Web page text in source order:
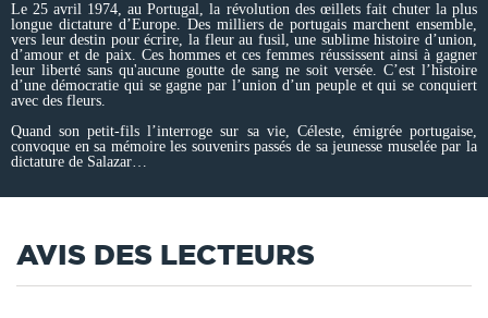
Le 25 avril 1974, au Portugal, la révolution des œillets fait chuter la plus
longue dictature d’Europe. Des milliers de portugais marchent ensemble,
vers leur destin pour écrire, la fleur au fusil, une sublime histoire d’union,
d’amour et de paix. Ces hommes et ces femmes réussissent ainsi à gagner
leur liberté sans qu'aucune goutte de sang ne soit versée. C’est l’histoire
d’une démocratie qui se gagne par l’union d’un peuple et qui se conquiert
avec des fleurs.
Quand son petit-fils l’interroge sur sa vie, Céleste, émigrée portugaise,
convoque en sa mémoire les souvenirs passés de sa jeunesse muselée par la
dictature de Salazar…
AVIS DES LECTEURS